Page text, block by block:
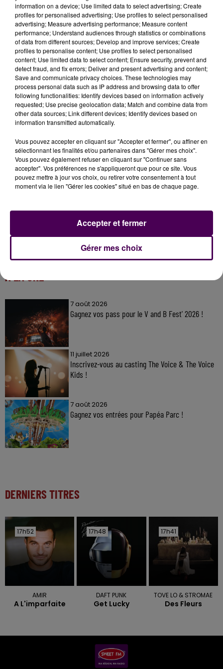
l'abandon d'un premier projet de même nature au
même endroit en mettant en avant des arguments
environnementaux entres autres, ont prévu de se
retrouver à 18h à Bouloire, où un"conseil
communautaire extraordinaire"doit se tenir et au
cours duquell'assemblée sera précisément amenée
"se positionner"sur l'implantation d'une zone
économique au niveau de l'échangeur:"Nous
savons que certains élus sont très véhéments et,
pour mener a bien leur projet délétère, souhaitent
d'utilité publique et des expulsions"écrit Gérard
Désiles, porte-parole du collectif.
À LA UNE
7 août 2026
Gagnez vos pass pour le V and B Fest' 2026 !
11 juillet 2026
Inscrivez-vous au casting The Voice & The Voice
Kids !
7 août 2026
Gagnez vos entrées pour Papéa Parc !
DERNIERS TITRES
17h52
17h52
AMIR
A L'imparfaite
17h48
17h48
DAFT PUNK
Get Lucky
17h41
17h41
TOVE LO & STROMAE
Des Fleurs
information on a device; Use limited data to select advertising; Create
profiles for personalised advertising; Use profiles to select personalised
advertising; Measure advertising performance; Measure content
performance; Understand audiences through statistics or combinations
of data from different sources; Develop and improve services; Create
profiles to personalise content; Use profiles to select personalised
content; Use limited data to select content; Ensure security, prevent and
detect fraud, and fix errors; Deliver and present advertising and content;
Save and communicate privacy choices. These technologies may
process personal data such as IP address and browsing data to offer
following functionalities: Identify devices based on information actively
requested; Use precise geolocation data; Match and combine data from
other data sources; Link different devices; Identify devices based on
information transmitted automatically.
Vous pouvez accepter en cliquant sur "Accepter et fermer", ou affiner en
sélectionnant les finalités et/ou partenaires dans "Gérer mes choix".
Vous pouvez également refuser en cliquant sur "Continuer sans
accepter". Vos préférences ne s'appliqueront que pour ce site. Vous
pouvez mettre à jour vos choix, ou retirer votre consentement à tout
moment via le lien "Gérer les cookies" situé en bas de chaque page.
Gérer mes choix
Accepter et fermer